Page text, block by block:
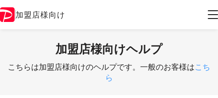
加盟店様向け
加盟店様向けヘルプ
こちらは加盟店様向けのヘルプです。一般のお客様はこち
ら